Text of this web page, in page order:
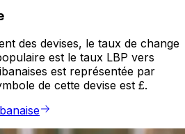
des devises, le taux de change
est le taux LBP vers
est représentée par
de cette devise est £.